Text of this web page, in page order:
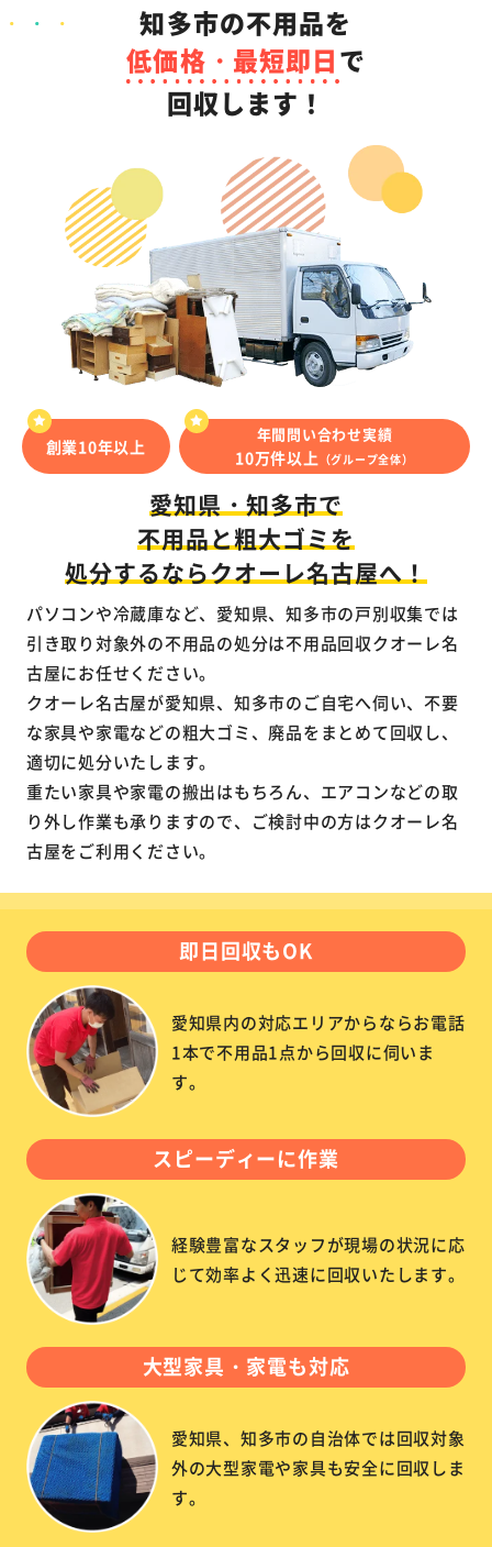
知多市の不用品を
低価格・最短即日で
回収します！
創業10年以上
年間問い合わせ実績
10万件以上 （グループ全体）
愛知県・知多市で
不用品と粗大ゴミを
処分するならクオーレ名古屋へ！
パソコンや冷蔵庫など、愛知県、知多市の戸別収集では
引き取り対象外の不用品の処分は不用品回収クオーレ名
古屋にお任せください。
クオーレ名古屋が愛知県、知多市のご自宅へ伺い、不要
な家具や家電などの粗大ゴミ、廃品をまとめて回収し、
適切に処分いたします。
重たい家具や家電の搬出はもちろん、エアコンなどの取
り外し作業も承りますので、ご検討中の方はクオーレ名
古屋をご利用ください。
即日回収もOK
愛知県内の対応エリアからならお電話
1本で不用品1点から回収に伺いま
す。
スピーディーに作業
経験豊富なスタッフが現場の状況に応
じて効率よく迅速に回収いたします。
大型家具・家電も対応
愛知県、知多市の自治体では回収対象
外の大型家電や家具も安全に回収しま
す。